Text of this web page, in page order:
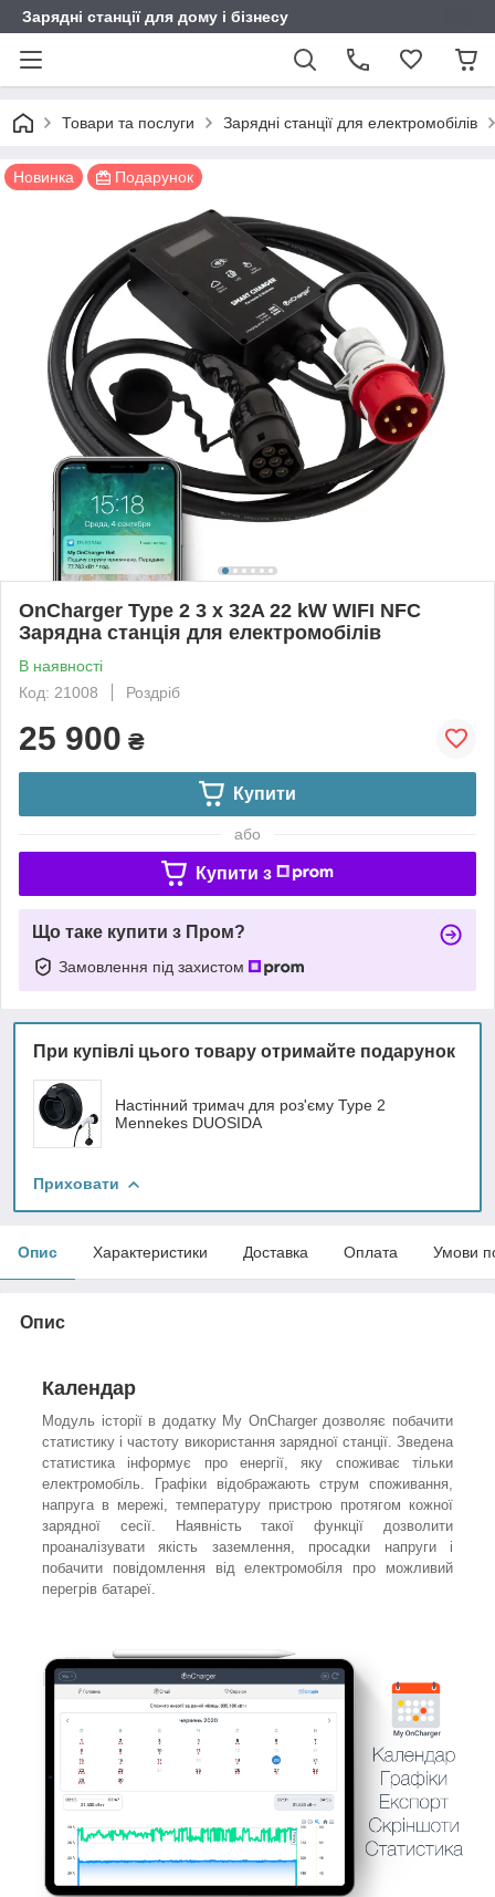
Зарядні станції для дому і бізнесу
Товари та послуги Зарядні станції для електромобілів
Новинка Подарунок
OnCharger Type 2 3 x 32A 22 kW WIFI NFC
Зарядна станція для електромобілів
В наявності
Код: 21008
Роздріб
25 900 ₴
Купити
або
Купити з
Що таке купити з Пром?
Замовлення під захистом
При купівлі цього товару отримайте подарунок
Настінний тримач для роз'єму Type 2
Mennekes DUOSIDA
Приховати
Опис Характеристики Доставка Оплата Умови
Опис
Календар
Модуль історії в додатку My OnCharger дозволяє побачити
статистику і частоту використання зарядної станції. Зведена
статистика інформує про енергії, яку споживає тільки
електромобіль. Графіки відображають струм споживання,
напруга в мережі, температуру пристрою протягом кожної
зарядної сесії. Наявність такої функції дозволити
проаналізувати якість заземлення, просадки напруги і
побачити повідомлення від електромобіля про можливий
перегрів батареї.